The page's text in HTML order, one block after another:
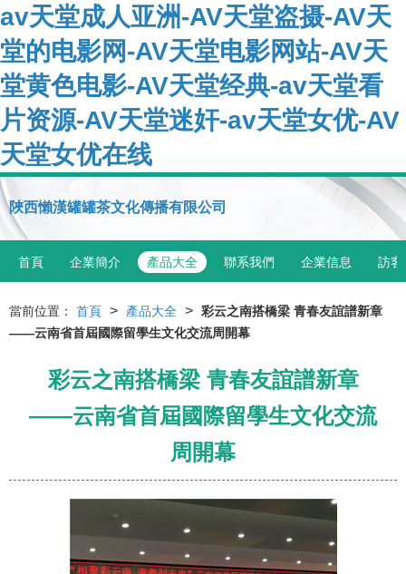
av天堂成人亚洲-AV天堂盗摄-AV天
堂的电影网-AV天堂电影网站-AV天
堂黄色电影-AV天堂经典-av天堂看
片资源-AV天堂迷奸-av天堂女优-AV
天堂女优在线
陜西懶漢罐罐茶文化傳播有限公司
首頁 企業簡介 產品大全 聯系我們 企業信息 訪客
當前位置： 首頁 > 產品大全 > 彩云之南搭橋梁 青春友誼譜新章
——云南省首屆國際留學生文化交流周開幕
彩云之南搭橋梁 青春友誼譜新章
——云南省首屆國際留學生文化交流
周開幕